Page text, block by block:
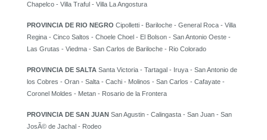
Chapelco - Villa Traful - Villa La Angostura
PROVINCIA DE RIO NEGRO Cipolletti - Bariloche - General Roca - Villa
Regina - Cinco Saltos - Choele Choel - El Bolson - San Antonio Oeste -
Las Grutas - Viedma - San Carlos de Bariloche - Rio Colorado
PROVINCIA DE SALTA Santa Victoria - Tartagal - Iruya - San Antonio de
los Cobres - Oran - Salta - Cachi - Molinos - San Carlos - Cafayate -
Coronel Moldes - Metan - Rosario de la Frontera
PROVINCIA DE SAN JUAN San Agustin - Calingasta - San Juan - San
JosÃ© de Jachal - Rodeo